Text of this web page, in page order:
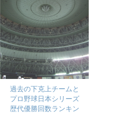
過去の下克上チームと
プロ野球日本シリーズ
歴代優勝回数ランキン